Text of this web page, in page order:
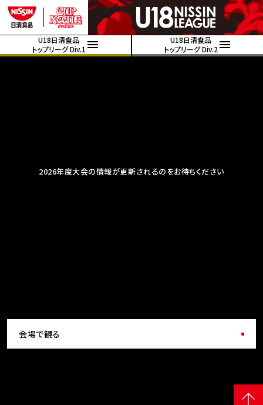
U18日清食品
トップリーグ Div.1
U18日清食品
トップリーグ Div.2
2026年度大会の情報が更新されるのをお待ちください
会場で観る